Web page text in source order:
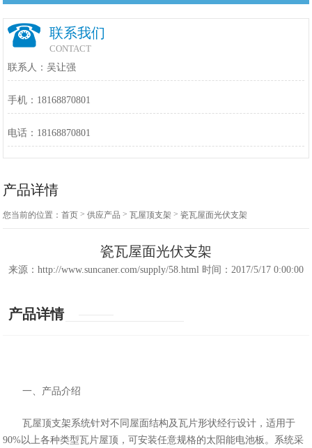
联系我们
CONTACT
联系人：吴让强
手机：18168870801
电话：18168870801
产品详情
您当前的位置：首页 >供应产品 >瓦屋顶支架 >瓷瓦屋面光伏支架
瓷瓦屋面光伏支架
来源： http://www.suncaner.com/supply/58.html 时间：2017/5/17 0:00:00
产品详情
一、产品介绍
瓦屋顶支架系统针对不同屋面结构及瓦片形状经行设计，适用于
90%以上各种类型瓦片屋顶，可安装任意规格的太阳能电池板。系统采